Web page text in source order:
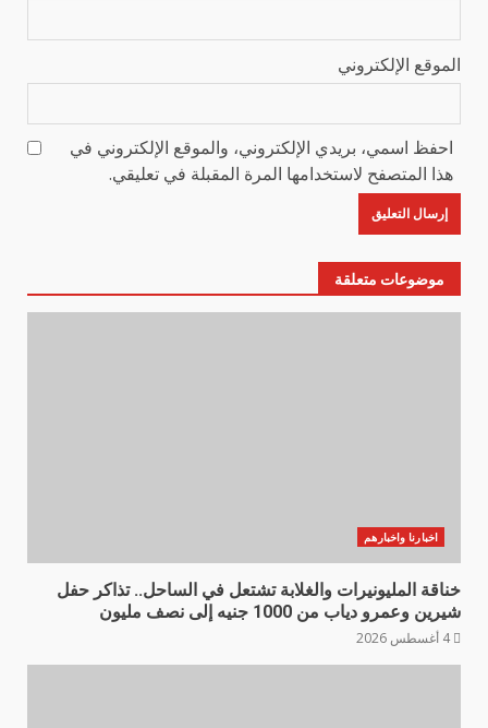
الموقع الإلكتروني
احفظ اسمي، بريدي الإلكتروني، والموقع الإلكتروني في
هذا المتصفح لاستخدامها المرة المقبلة في تعليقي.
موضوعات متعلقة
اخبارنا واخبارهم
خناقة المليونيرات والغلابة تشتعل في الساحل.. تذاكر حفل
شيرين وعمرو دياب من 1000 جنيه إلى نصف مليون
4 أغسطس 2026